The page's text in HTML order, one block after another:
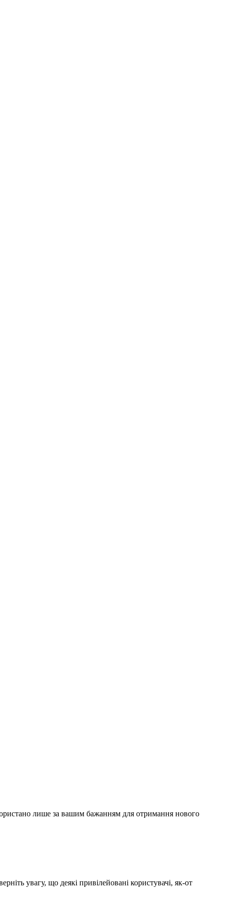
лише за вашим бажанням для отримання нового
увагу, що деякі привілейовані користувачі, як-от